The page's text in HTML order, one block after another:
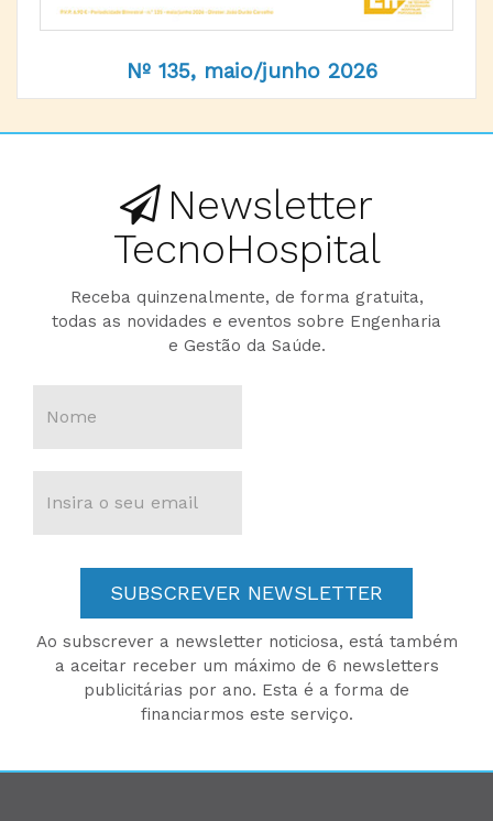
Nº 135, maio/junho 2026
Newsletter
TecnoHospital
Receba quinzenalmente, de forma gratuita,
todas as novidades e eventos sobre Engenharia
e Gestão da Saúde.
SUBSCREVER NEWSLETTER
Ao subscrever a newsletter noticiosa, está também
a aceitar receber um máximo de 6 newsletters
publicitárias por ano. Esta é a forma de
financiarmos este serviço.